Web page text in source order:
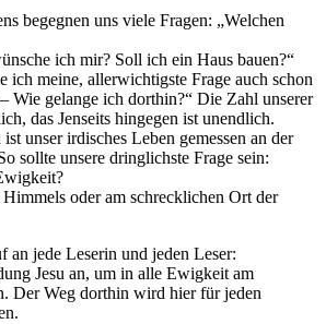
begegnen uns viele Fragen: „Welchen
ich mir? Soll ich ein Haus bauen?“
ich meine, allerwichtigste Frage auch schon
Wie gelange ich dorthin?“ Die Zahl unserer
das Jenseits hingegen ist unendlich.
unser irdisches Leben gemessen an der
sollte unsere dringlichste Frage sein:
oder am schrecklichen Ort der
an jede Leserin und jeden Leser:
Jesu an, um in alle Ewigkeit am
Der Weg dorthin wird hier für jeden